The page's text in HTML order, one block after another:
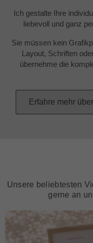
Ich gestalte Ihre
liebevoll und ganz
Sie müssen kein
Layout, Schriften
übernehme die
Erfahre mehr
Unsere beliebtesten
gerne an